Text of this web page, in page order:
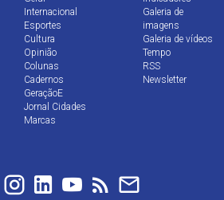
Internacional
Esportes
Cultura
Opinião
Colunas
Cadernos
GeraçãoE
Jornal Cidades
Marcas
Galeria de
imagens
Galeria de vídeos
Tempo
RSS
Newsletter